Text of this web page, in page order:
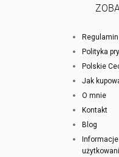
Regulamin
Polityka
Polskie
Jak
O mnie
Kontakt
Blog